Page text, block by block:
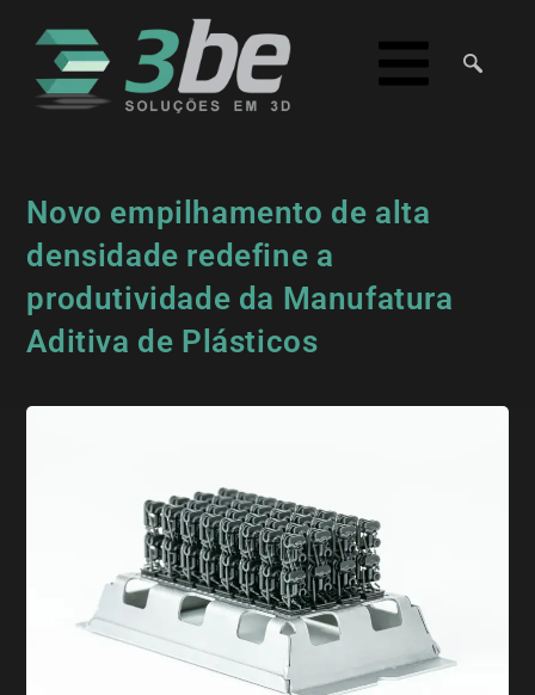
Novo empilhamento de alta
densidade redefine a
produtividade da Manufatura
Aditiva de Plásticos